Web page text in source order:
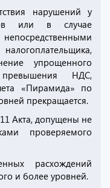
нарушений у
или в случае
упрощенного
НДС,
«Пирамида» по
прекращается.
Акта, допущены не
проверяемого
расхождений
и более уровней.